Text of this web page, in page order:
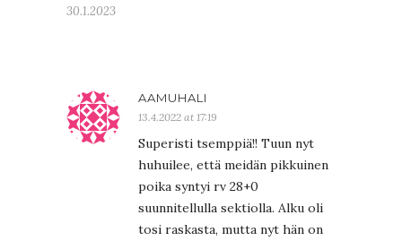
30.1.2023
AAMUHALI
13.4.2022 at 17:19
Superisti tsemppiä!! Tuun nyt
huhuilee, että meidän pikkuinen
poika syntyi rv 28+0
suunnitellulla sektiolla. Alku oli
tosi raskasta, mutta nyt hän on